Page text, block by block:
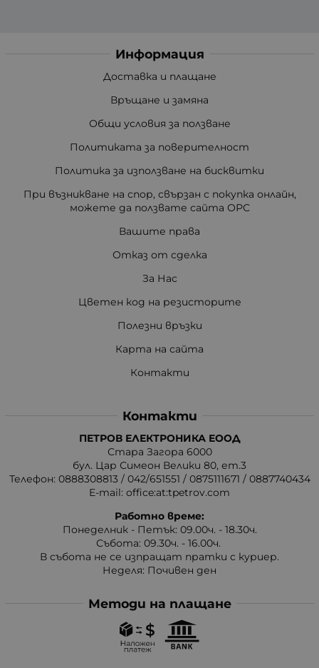
Информация
Доставка и плащане
Връщане и замяна
Общи условия за ползване
Политиката за поверителност
Политика за използване на бисквитки
При възникване на спор, свързан с покупка онлайн,
можете да ползвате сайта ОРС
Вашите права
Отказ от сделка
За Нас
Цветен код на резисторите
Полезни връзки
Карта на сайта
Контакти
Контакти
ПЕТРОВ ЕЛЕКТРОНИКА ЕООД
Стара Загора 6000
бул. Цар Симеон Велики 80, ет.3
Телефон: 0888308813 / 042/651551 / 0875111671 / 0887740434
E-mail: office:at:tpetrov.com
Работно време:
Понеделник - Петък: 09.00ч. - 18.30ч.
Събота: 09.30ч. - 16.00ч.
В събота не се изпращат пратки с куриер.
Неделя: Почивен ден
Методи на плащане